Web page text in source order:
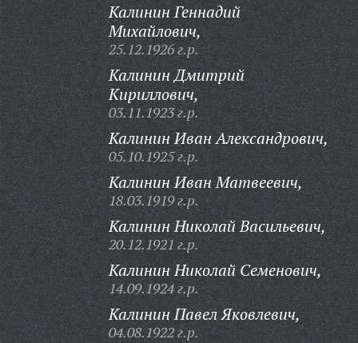
Калинин Геннадий
Михайлович,
25.12.1926 г.р.
Калинин Дмитрий
Кириллович,
03.11.1923 г.р.
Калинин Иван Александрович,
05.10.1925 г.р.
Калинин Иван Матвеевич,
18.03.1919 г.р.
Калинин Николай Васильевич,
20.12.1921 г.р.
Калинин Николай Семенович,
14.09.1924 г.р.
Калинин Павел Яковлевич,
04.08.1922 г.р.